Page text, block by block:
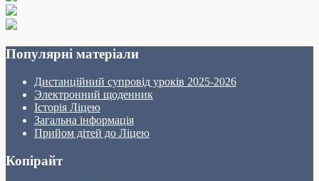
Популярні матеріали
Дистанційний супровід уроків 2025-2026
Электронний щоденник
Історія Ліцею
Загальна інформація
Прийом дітей до Ліцею
Копірайт